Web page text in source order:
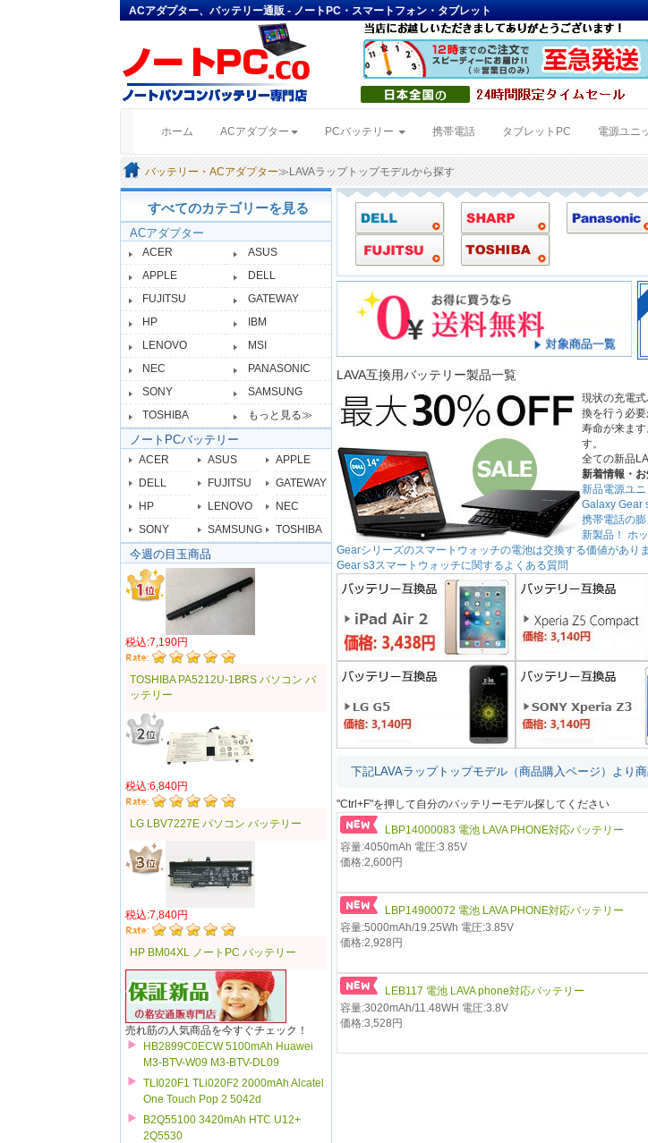
ACアダプター、バッテリー通販 - ノートPC・スマートフォン・タブレット
ホーム (current)ACアダプター PCバッテリー 携帯電話 タブレットPC 電源ユニ
バッテリー・ACアダプター≫LAVAラップトップモデルから探す
すべてのカテゴリーを見る
ACアダプター
ACER
ASUS
APPLE
DELL
FUJITSU
GATEWAY
HP
IBM
LENOVO
MSI
NEC
PANASONIC
SONY
SAMSUNG
TOSHIBA
もっと見る≫
ノートPCバッテリー
ACER ASUS
APPLE
DELL
FUJITSU
GATEWAY
HP
LENOVO
NEC
SONY
SAMSUNG TOSHIBA
今週の目玉商品
税込:7,190円
TOSHIBA PA5212U-1BRS パソコン バ
ッテリー
税込:6,840円
LG LBV7227E パソコン バッテリー
税込:7,840円
HP BM04XL ノートPC バッテリー
売れ筋の人気商品を今すぐチェック！
HB2899C0ECW 5100mAh Huawei
M3-BTV-W09 M3-BTV-DL09
TLI020F1 TLi020F2 2000mAh Alcatel
One Touch Pop 2 5042d
B2Q55100 3420mAh HTC U12+
2Q5530
LAVA互換用バッテリー製品一覧
現状の充電
換を行う必
寿命が来ま
す。
全ての新品
新着情報・
新品電源ユ
Galaxy Gear
携帯電話の
新製品！ ホ
Gearシリーズのスマートウォッチの電池は交換する価値があり
Gear s3スマートウォッチに関するよくある質問
下記LAVAラップトップモデル（商品購入ページ）より商
"Ctrl+F"を押して自分のバッテリーモデル探してください
LBP14000083 電池 LAVA PHONE対応バッテリー
容量:4050mAh 電圧:3.85V
価格:2,600円
LBP14900072 電池 LAVA PHONE対応バッテリー
容量:5000mAh/19.25Wh 電圧:3.85V
価格:2,928円
LEB117 電池 LAVA phone対応バッテリー
容量:3020mAh/11.48WH 電圧:3.8V
価格:3,528円